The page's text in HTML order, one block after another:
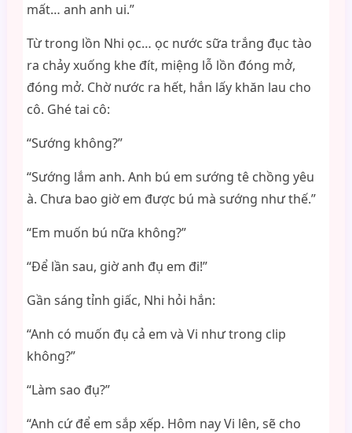
mất… anh anh ui.”
Từ trong lồn Nhi ọc… ọc nước sữa trắng đục tào
ra chảy xuống khe đít, miệng lỗ lồn đóng mở,
đóng mở. Chờ nước ra hết, hắn lấy khăn lau cho
cô. Ghé tai cô:
“Sướng không?”
“Sướng lắm anh. Anh bú em sướng tê chồng yêu
à. Chưa bao giờ em được bú mà sướng như thế.”
“Em muốn bú nữa không?”
“Để lần sau, giờ anh đụ em đi!”
Gần sáng tỉnh giấc, Nhi hỏi hắn:
“Anh có muốn đụ cả em và Vi như trong clip
không?”
“Làm sao đụ?”
“Anh cứ để em sắp xếp. Hôm nay Vi lên, sẽ cho